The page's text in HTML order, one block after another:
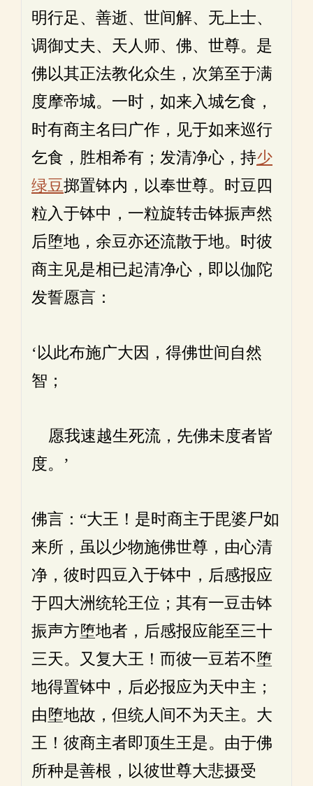
明行足、善逝、世间解、无上士、
调御丈夫、天人师、佛、世尊。是
佛以其正法教化众生，次第至于满
度摩帝城。一时，如来入城乞食，
时有商主名曰广作，见于如来巡行
乞食，胜相希有；发清净心，持少
绿豆掷置钵内，以奉世尊。时豆四
粒入于钵中，一粒旋转击钵振声然
后堕地，余豆亦还流散于地。时彼
商主见是相已起清净心，即以伽陀
发誓愿言：
‘以此布施广大因，得佛世间自然
智；
愿我速越生死流，先佛未度者皆
度。’
佛言：“大王！是时商主于毘婆尸如
来所，虽以少物施佛世尊，由心清
净，彼时四豆入于钵中，后感报应
于四大洲统轮王位；其有一豆击钵
振声方堕地者，后感报应能至三十
三天。又复大王！而彼一豆若不堕
地得置钵中，后必报应为天中主；
由堕地故，但统人间不为天主。大
王！彼商主者即顶生王是。由于佛
所种是善根，以彼世尊大悲摄受